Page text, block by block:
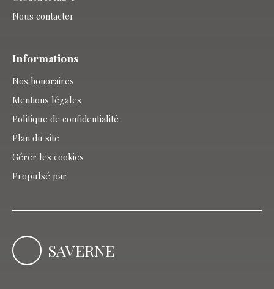
Nous contacter
Informations
Nos honoraires
Mentions légales
Politique de confidentialité
Plan du site
Gérer les cookies
Propulsé par
SAVERNE